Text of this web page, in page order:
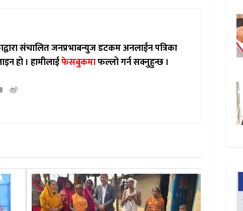
संचालित जनप्रभाबन्युज डटकम अनलाईन पत्रिका
हो ।हामीलाईफेसबुकमाफल्लो गर्न सक्नुहुन्छ ।